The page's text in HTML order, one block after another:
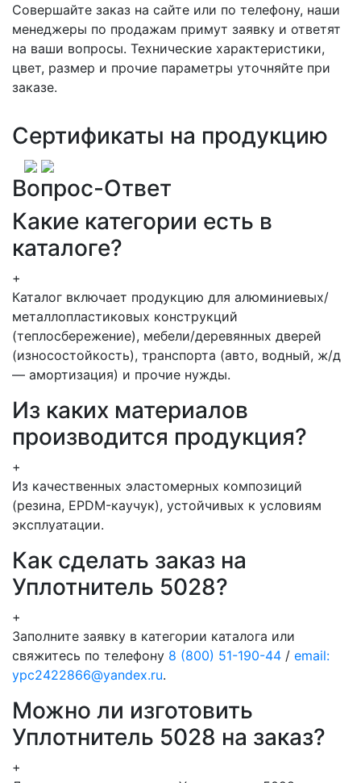
Совершайте заказ на сайте или по телефону, наши
менеджеры по продажам примут заявку и ответят
на ваши вопросы. Технические характеристики,
цвет, размер и прочие параметры уточняйте при
заказе.
Сертификаты на продукцию
Вопрос-Ответ
Какие категории есть в
каталоге?
+
Каталог включает продукцию для алюминиевых/
металлопластиковых конструкций
(теплосбережение), мебели/деревянных дверей
(износостойкость), транспорта (авто, водный, ж/д
— амортизация) и прочие нужды.
Из каких материалов
производится продукция?
+
Из качественных эластомерных композиций
(резина, EPDM-каучук), устойчивых к условиям
эксплуатации.
Как сделать заказ на
Уплотнитель 5028?
+
Заполните заявку в категории каталога или
свяжитесь по телефону 8 (800) 51-190-44 / email:
ypc2422866@yandex.ru.
Можно ли изготовить
Уплотнитель 5028 на заказ?
+